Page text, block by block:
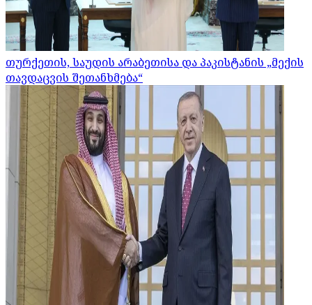
თურქეთის, საუდის არაბეთისა და პაკისტანის „მექის
თავდაცვის შეთანხმება“